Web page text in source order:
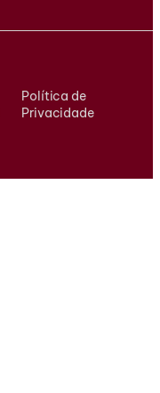
Política de
Privacidade